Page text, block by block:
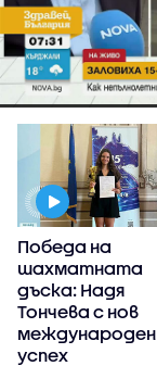
Победа на
шахматната
дъска: Надя
Тончева с нов
международен
успех